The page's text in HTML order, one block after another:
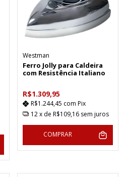
Westman
Ferro Jolly para Caldeira
com Resistência Italiano
R$1.309,95
R$1.244,45 com Pix
12 x de R$109,16 sem juros
COMPRAR